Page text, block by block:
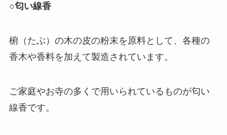
○匂い線香
椨（たぶ）の木の皮の粉末を原料として、各種の
香木や香料を加えて製造されています。
ご家庭やお寺の多くで用いられているものが匂い
線香です。